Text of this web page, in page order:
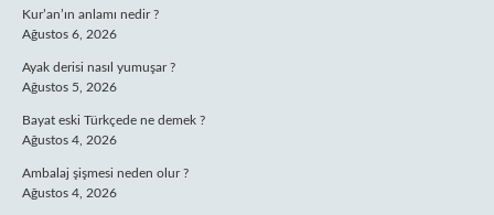
Kur’an’ın anlamı nedir ?
Ağustos 6, 2026
Ayak derisi nasıl yumuşar ?
Ağustos 5, 2026
Bayat eski Türkçede ne demek ?
Ağustos 4, 2026
Ambalaj şişmesi neden olur ?
Ağustos 4, 2026